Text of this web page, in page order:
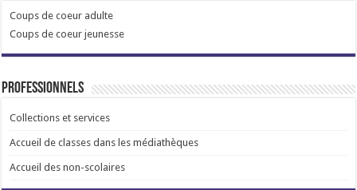
Coups de coeur adulte
Coups de coeur jeunesse
Professionnels
Collections et services
Accueil de classes dans les médiathèques
Accueil des non-scolaires